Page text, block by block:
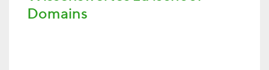
Domains